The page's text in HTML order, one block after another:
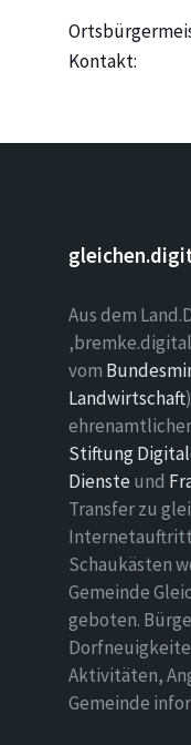
Kontakt:
Aus dem
vom
Landwirtschaft
Stiftung
Dienste und
Transfer zu
Schaukästen
Gemeinde
geboten.
Aktivitäten,
Gemeinde